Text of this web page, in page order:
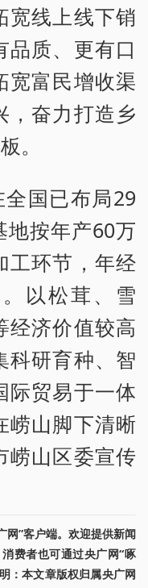
宽线上线下销
品质、更有口
宽富民增收渠
，奋力打造乡
。
全国已布局29
地按年产60万
工环节，年经
以松茸、雪
经济价值较高
科研育种、智
际贸易于一体
崂山脚下清晰
崂山区委宣传
网”客户端。欢迎提供新闻
费者也可通过央广网“啄
：本文章版权归属央广网